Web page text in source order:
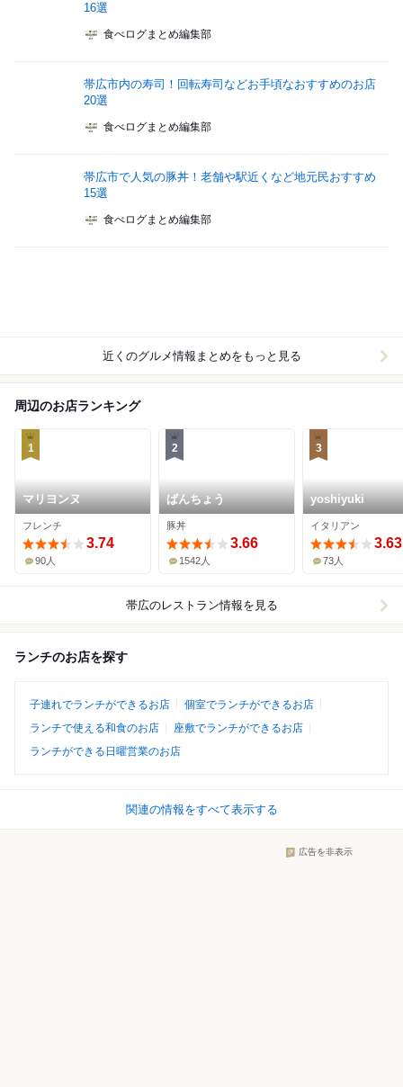
16選
食べログまとめ編集部
帯広市内の寿司！回転寿司などお手頃なおすすめのお店
20選
食べログまとめ編集部
帯広市で人気の豚丼！老舗や駅近くなど地元民おすすめ
15選
食べログまとめ編集部
近くのグルメ情報まとめをもっと見る
周辺のお店ランキング
1
マリヨンヌ
フレンチ
3.74
90人
2
ぱんちょう
豚丼
3.66
1542人
3
yoshiyuki
イタリアン
3.63
73人
帯広のレストラン情報を見る
ランチのお店を探す
子連れでランチができるお店
個室でランチができるお店
ランチで使える和食のお店
座敷でランチができるお店
ランチができる日曜営業のお店
関連の情報をすべて表示する
広告を非表示